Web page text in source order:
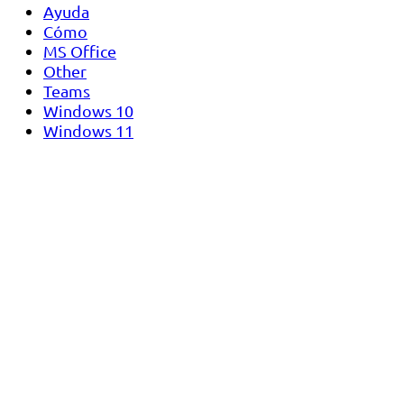
Ayuda
Cómo
MS Office
Other
Teams
Windows 10
Windows 11